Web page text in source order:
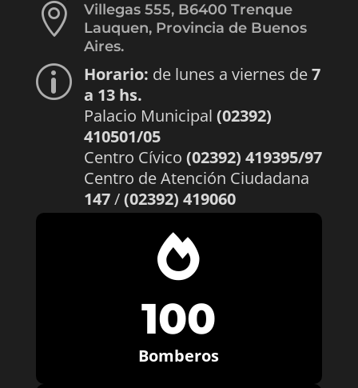

Villegas 555, B6400 Trenque
Lauquen, Provincia de Buenos
Aires.
p Horario: de lunes a viernes de7
a 13 hs.
Palacio Municipal (02392)
410501/05
Centro Cívico (02392) 419395/97
Centro de Atención Ciudadana
147/(02392) 419060

100
Bomberos